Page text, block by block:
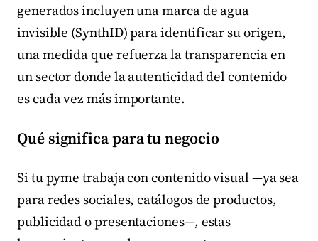
generados incluyen una marca de agua
invisible (SynthID) para identificar su origen,
una medida que refuerza la transparencia en
un sector donde la autenticidad del contenido
es cada vez más importante.
Qué significa para tu negocio
Si tu pyme trabaja con contenido visual —ya sea
para redes sociales, catálogos de productos,
publicidad o presentaciones—, estas